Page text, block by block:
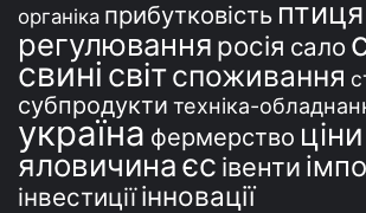
органіка прибутковість птиця
регулювання росія сало
свині світспоживання
субпродукти техніка-
україна фермерство ціни
яловичинаєс івенти
інвестиції інновації